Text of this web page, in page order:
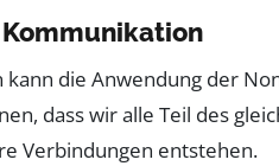
kann die Anwendung der
dass wir alle Teil des
Verbindungen entstehen.